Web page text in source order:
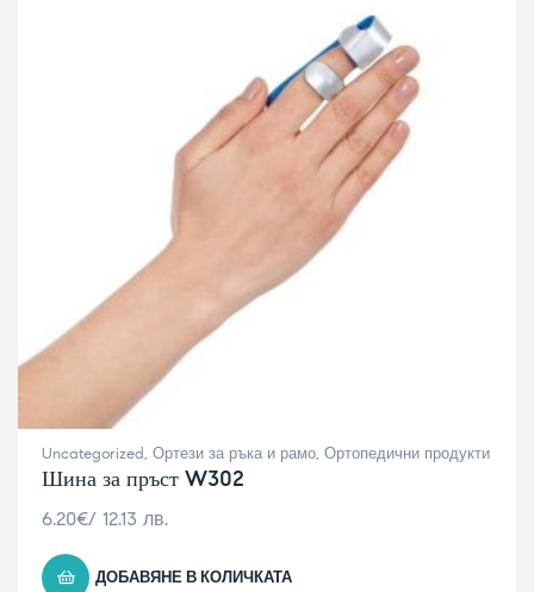
Uncategorized, Ортези за ръка и рамо, Ортопедични продукти
Шина за пръст W302
6.20€/ 12.13 лв.
ДОБАВЯНЕ В КОЛИЧКАТА